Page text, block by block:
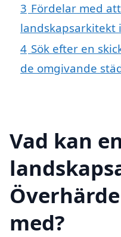
3 Fördelar med
landskapsarkitekt
4 Sök efter en
de omgivande
Vad kan
med?